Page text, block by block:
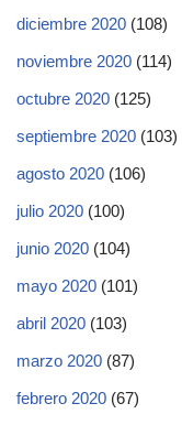
diciembre 2020 (108)
noviembre 2020 (114)
octubre 2020 (125)
septiembre 2020 (103)
agosto 2020 (106)
julio 2020 (100)
junio 2020 (104)
mayo 2020 (101)
abril 2020 (103)
marzo 2020 (87)
febrero 2020 (67)